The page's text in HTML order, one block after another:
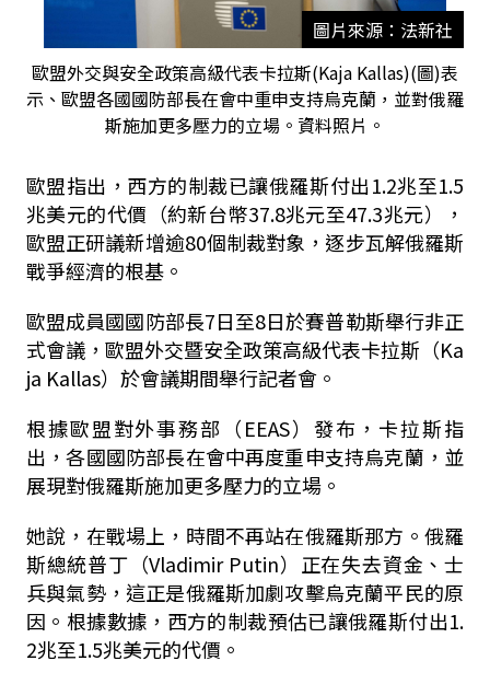
圖片來源：法新社
歐盟外交與安全政策高級代表卡拉斯(Kaja Kallas)(圖)表
示、歐盟各國國防部長在會中重申支持烏克蘭，並對俄羅
斯施加更多壓力的立場。資料照片。
歐盟指出，西方的制裁已讓俄羅斯付出1.2兆至1.5
兆美元的代價（約新台幣37.8兆元至47.3兆元），
歐盟正研議新增逾80個制裁對象，逐步瓦解俄羅斯
戰爭經濟的根基。
歐盟成員國國防部長7日至8日於賽普勒斯舉行非正
式會議，歐盟外交暨安全政策高級代表卡拉斯（Ka
ja Kallas）於會議期間舉行記者會。
根據歐盟對外事務部（EEAS）發布，卡拉斯指
出，各國國防部長在會中再度重申支持烏克蘭，並
展現對俄羅斯施加更多壓力的立場。
她說，在戰場上，時間不再站在俄羅斯那方。俄羅
斯總統普丁（Vladimir Putin）正在失去資金、士
兵與氣勢，這正是俄羅斯加劇攻擊烏克蘭平民的原
因。根據數據，西方的制裁預估已讓俄羅斯付出1.
2兆至1.5兆美元的代價。